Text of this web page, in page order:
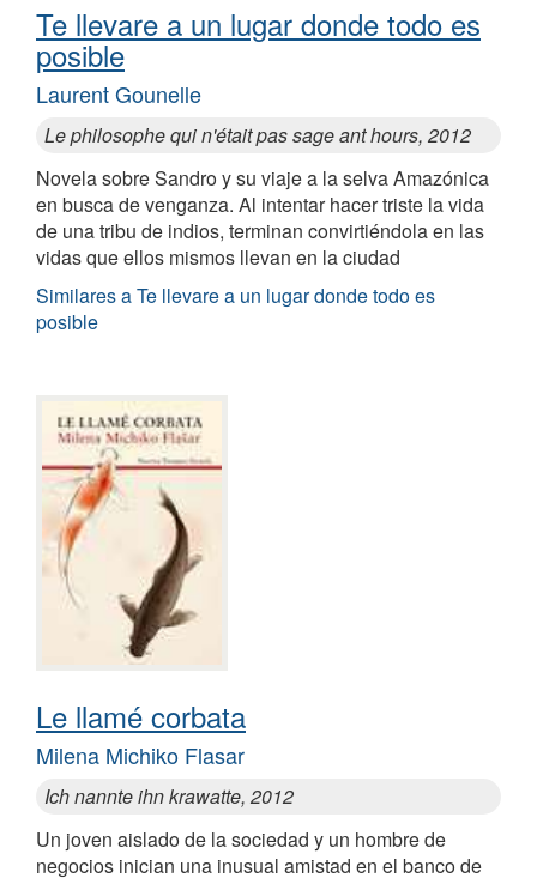
Te llevare a un lugar donde todo es
posible
Laurent Gounelle
Le philosophe qui n'était pas sage ant hours, 2012
Novela sobre Sandro y su viaje a la selva Amazónica
en busca de venganza. Al intentar hacer triste la vida
de una tribu de indios, terminan convirtiéndola en las
vidas que ellos mismos llevan en la ciudad
Similares a Te llevare a un lugar donde todo es
posible
Le llamé corbata
Milena Michiko Flasar
Ich nannte ihn krawatte, 2012
Un joven aislado de la sociedad y un hombre de
negocios inician una inusual amistad en el banco de